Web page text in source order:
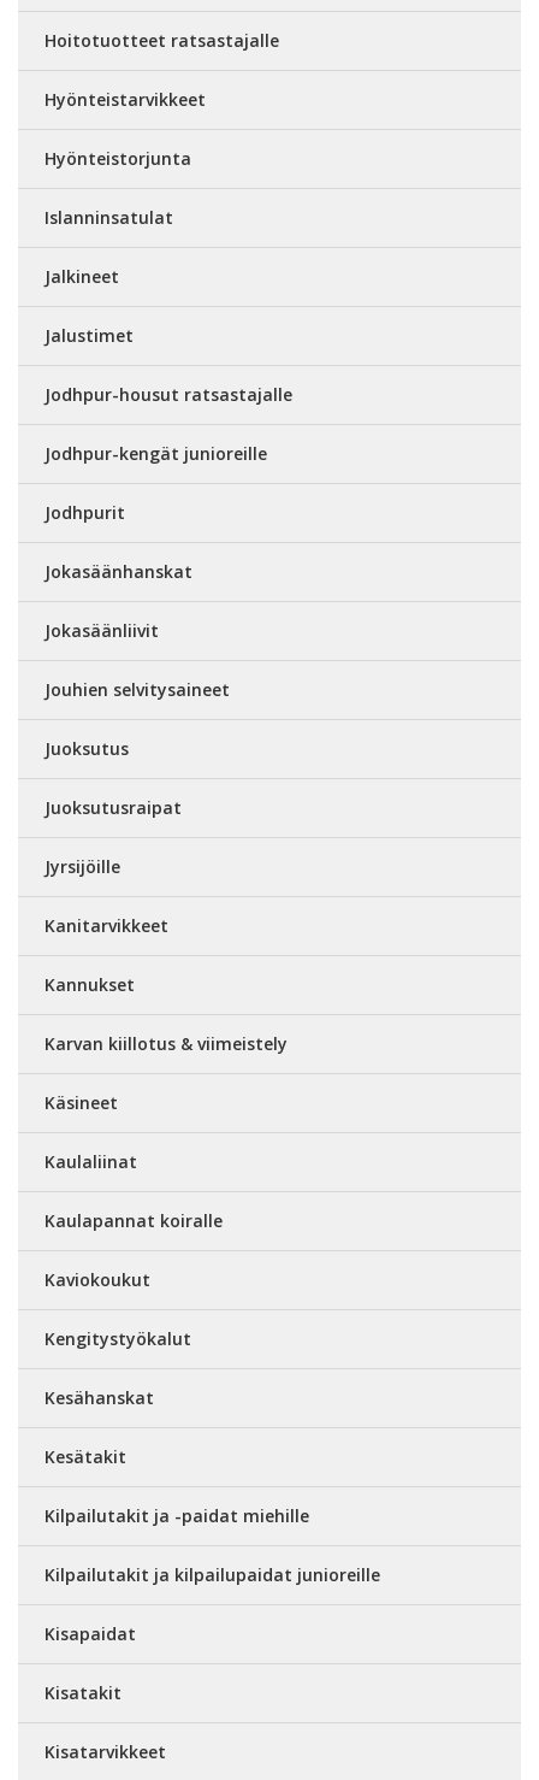
Hoitotuotteet ratsastajalle
Hyönteistarvikkeet
Hyönteistorjunta
Islanninsatulat
Jalkineet
Jalustimet
Jodhpur-housut ratsastajalle
Jodhpur-kengät junioreille
Jodhpurit
Jokasäänhanskat
Jokasäänliivit
Jouhien selvitysaineet
Juoksutus
Juoksutusraipat
Jyrsijöille
Kanitarvikkeet
Kannukset
Karvan kiillotus & viimeistely
Käsineet
Kaulaliinat
Kaulapannat koiralle
Kaviokoukut
Kengitystyökalut
Kesähanskat
Kesätakit
Kilpailutakit ja -paidat miehille
Kilpailutakit ja kilpailupaidat junioreille
Kisapaidat
Kisatakit
Kisatarvikkeet